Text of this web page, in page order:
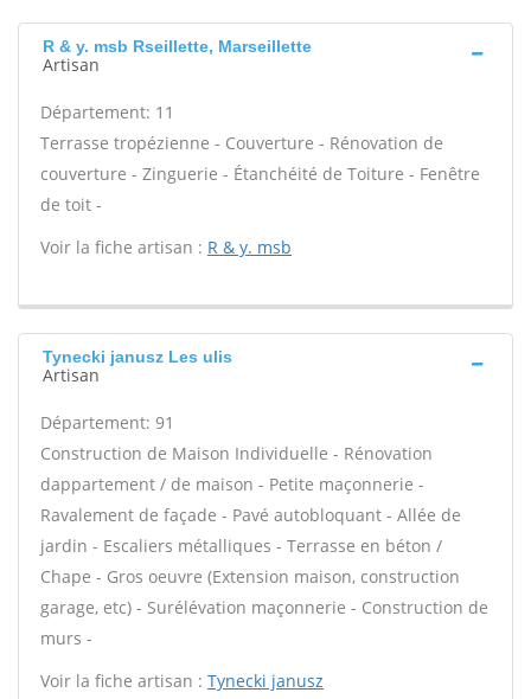
R & y. msb Rseillette, Marseillette
Artisan
Département: 11
Terrasse tropézienne - Couverture - Rénovation de
couverture - Zinguerie - Étanchéité de Toiture - Fenêtre
de toit -
Voir la fiche artisan : R & y. msb
Tynecki janusz Les ulis
Artisan
Département: 91
Construction de Maison Individuelle - Rénovation
dappartement / de maison - Petite maçonnerie -
Ravalement de façade - Pavé autobloquant - Allée de
jardin - Escaliers métalliques - Terrasse en béton /
Chape - Gros oeuvre (Extension maison, construction
garage, etc) - Surélévation maçonnerie - Construction de
murs -
Voir la fiche artisan : Tynecki janusz